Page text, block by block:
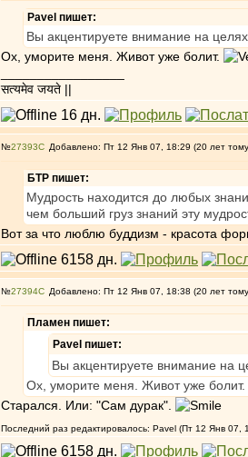
Pavel пишет:
Вы акцентируете внимание на
Ох, уморите меня. Живот уже болит.
सत्यमेव जयते ||
№27393 Добавлено: Пт 12 Янв 07, 18:29 (20 лет
БТР пишет:
Мудрость находится до любых
чем больший груз знаний эту
Вот за что люблю буддизм - красота
№27394 Добавлено: Пт 12 Янв 07, 18:38 (20 лет
Пламен пишет:
Pavel пишет:
Вы акцентируете внимание на
Ох, уморите меня. Живот уже болит.
Старался. Или: "Сам дурак".
Последний раз редактировалось: Pavel (Пт 12 Янв 07,